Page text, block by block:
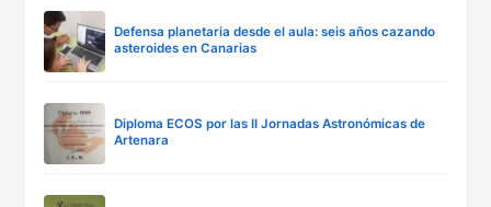
Defensa planetaria desde el aula: seis años cazando
asteroides en Canarias
Diploma ECOS por las II Jornadas Astronómicas de
Artenara